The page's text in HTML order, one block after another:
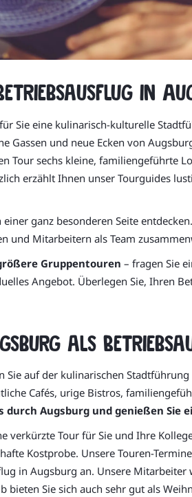
in
Sie eine kulinarisch-kulturelle
Gassen und neue Ecken von
Tour sechs kleine, familiengeführte
erzählt Ihnen unser Tourguides
ganz besonderen Seite
und Mitarbeitern als Team
Gruppentouren – fragen Sie
Angebot. Überlegen Sie, Ihren
als
auf der kulinarischen
Cafés, urige Bistros,
durch Augsburg und genießen
verkürzte Tour für Sie und Ihre
Kostprobe. Unsere Touren-
in Augsburg an. Unsere
bieten Sie sich auch sehr gut als